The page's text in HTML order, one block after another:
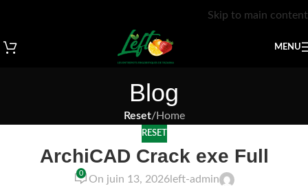
Skip to main content
MENU
Blog
Home
/
Reset
RESET
ArchiCAD Crack exe Full
left-admin
On juin 13, 2026
0